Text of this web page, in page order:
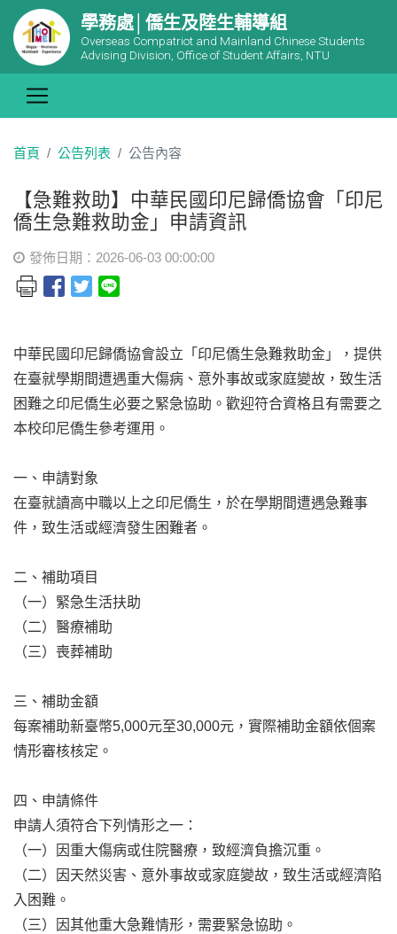
學務處│僑生及陸生輔導組
Overseas Compatriot and Mainland Chinese Students
Advising Division, Office of Student Affairs, NTU
首頁 公告列表 公告內容
【急難救助】中華民國印尼歸僑協會「印尼
僑生急難救助金」申請資訊
發佈日期：2026-06-03 00:00:00
中華民國印尼歸僑協會設立「印尼僑生急難救助金」，提供
在臺就學期間遭遇重大傷病、意外事故或家庭變故，致生活
困難之印尼僑生必要之緊急協助。歡迎符合資格且有需要之
本校印尼僑生參考運用。
一、申請對象
在臺就讀高中職以上之印尼僑生，於在學期間遭遇急難事
件，致生活或經濟發生困難者。
二、補助項目
（一）緊急生活扶助
（二）醫療補助
（三）喪葬補助
三、補助金額
每案補助新臺幣5,000元至30,000元，實際補助金額依個案
情形審核核定。
四、申請條件
申請人須符合下列情形之一：
（一）因重大傷病或住院醫療，致經濟負擔沉重。
（二）因天然災害、意外事故或家庭變故，致生活或經濟陷
入困難。
（三）因其他重大急難情形，需要緊急協助。